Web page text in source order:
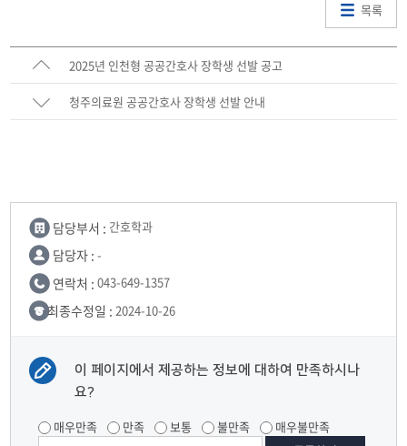
목록
2025년 인천형 공공간호사 장학생 선발 공고
청주의료원 공공간호사 장학생 선발 안내
담당부서 : 간호학과
담당자 : -
연락처 : 043-649-1357
최종수정일 : 2024-10-26
이 페이지에서 제공하는 정보에 대하여 만족하시나
요?
매우만족 만족 보통 불만족 매우불만족